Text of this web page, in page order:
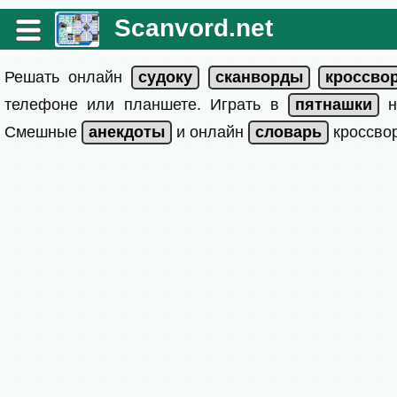
Scanvord.net
Решать онлайн
телефоне или планшете. Играть в
Смешные
и онлайн